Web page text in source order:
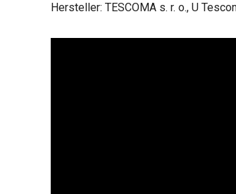
Hersteller: TESCOMA s. r. o., U